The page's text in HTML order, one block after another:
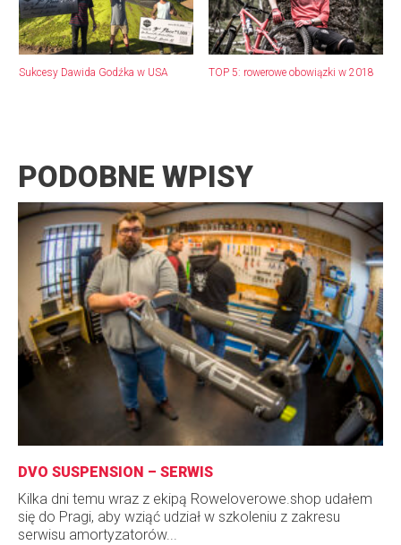
Sukcesy Dawida Godźka w USA TOP 5: rowerowe obowiązki w 2018
PODOBNE WPISY
DVO SUSPENSION – SERWIS
Kilka dni temu wraz z ekipą Roweloverowe.shop udałem
się do Pragi, aby wziąć udział w szkoleniu z zakresu
serwisu amortyzatorów...